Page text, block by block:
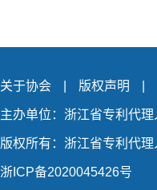
关于协会 版权声明
主办单位：浙江省专利代理
版权所有：浙江省专利代理
浙ICP备2020045426号